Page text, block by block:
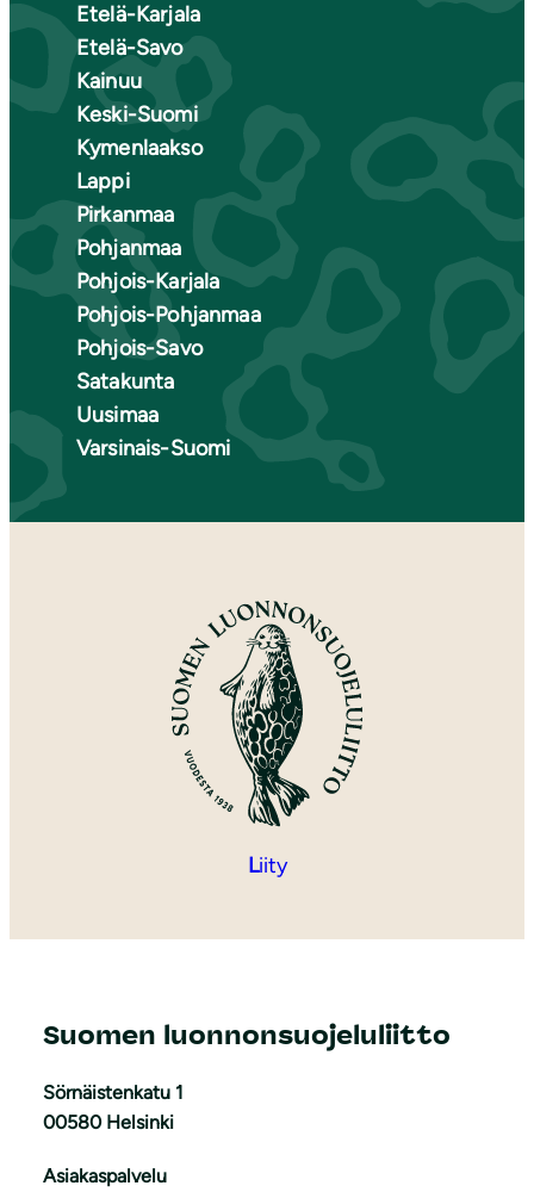
Etelä-Karjala
Etelä-Savo
Kainuu
Keski-Suomi
Kymenlaakso
Lappi
Pirkanmaa
Pohjanmaa
Pohjois-Karjala
Pohjois-Pohjanmaa
Pohjois-Savo
Satakunta
Uusimaa
Varsinais-Suomi
Liity
Suomen luonnonsuojeluliitto
Sörnäistenkatu 1
00580 Helsinki
Asiakaspalvelu